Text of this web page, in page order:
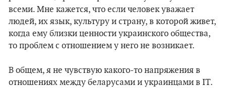
всеми. Мне кажется, что если человек уважает
людей, их язык, культуру и страну, в которой живет,
когда ему близки ценности украинского общества,
то проблем с отношением у него не возникает.
В общем, я не чувствую какого-то напряжения в
отношениях между беларусами и украинцами в IT.